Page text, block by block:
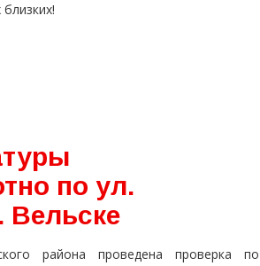
по ул.
Вельске
района проведена проверка по